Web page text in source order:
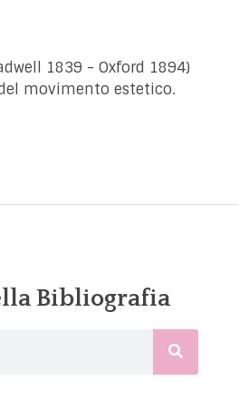
1839 - Oxford 1894)
movimento estetico.
Bibliografia